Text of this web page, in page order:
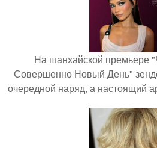
На шанхайской премьере
Совершенно Новый День"
очередной наряд, а настоящий